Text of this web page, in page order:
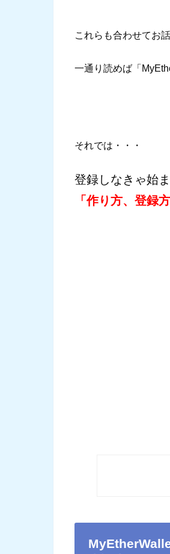
これらも合わせてお
一通り読めば「
それでは・・・
登録しなきゃ始
「作り方、登録方